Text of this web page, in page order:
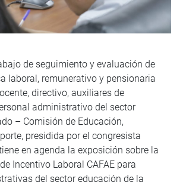
de seguimiento y evaluación de
laboral, remunerativo y pensionaria
directivo, auxiliares de
administrativo del sector
– Comisión de Educación,
presidida por el congresista
en agenda la exposición sobre la
Incentivo Laboral CAFAE para
del sector educación de la